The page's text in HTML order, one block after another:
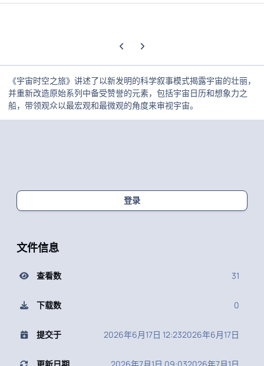
上一张轮播幻灯片
下一张轮播幻灯片
《宇宙时空之旅》讲述了以新发明的科学叙事模式揭露宇宙的壮丽，
并重新改造原始系列中备受赞誉的元素，包括宇宙日历和想象力之
船，带领观众以最宏观和最微观的角度来审视宇宙。
登录
文件信息
查看数 31
下载数 0
提交于 2026年6月17日 12:232026年6月17日